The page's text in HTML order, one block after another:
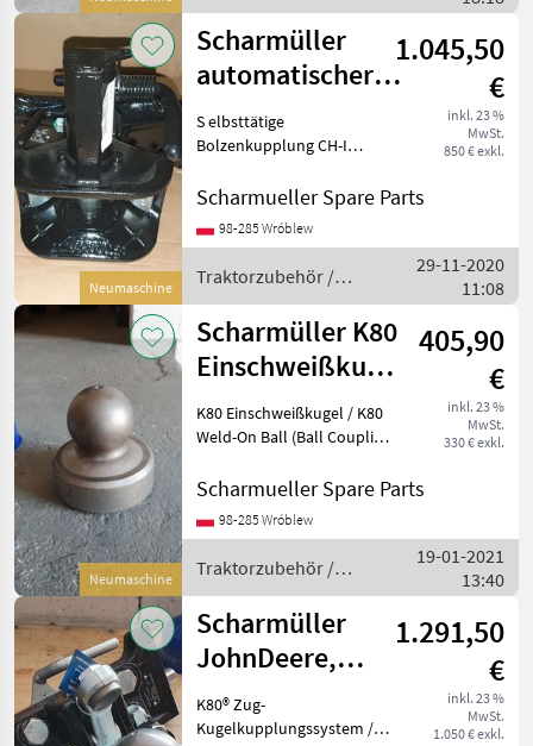
Scharmüller
Neumaschine
Scharmüller
automatischer
Zugmaul
Gabelkopf Typ
1.045,50
€
inkl. 23 %
MwSt.
850 € exkl.
S elbsttätige
Bolzenkupplung CH-I
Type CH-I (38mm Bolt)
05.3253.321-A02 Dimension
andere Dimensione
Scharmueller Spare Parts
98-285 Wróblew
Traktorzubehör /
Scharmüller
29-11-2020
11:08
Neumaschine
Scharmüller K80
Einschweißkugel
/ K80 Weld-On
Ball
405,90
€
inkl. 23 %
MwSt.
330 € exkl.
K80 Einschweißkugel / K80
Weld-On Ball (Ball Coupling
(also available with a
holder Art.Nr. 02.481.351) ---
---//// Schreib uns
Scharmueller Spare Parts
98-285 Wróblew
Traktorzubehör /
Scharmüller
19-01-2021
13:40
Scharmüller
JohnDeere,
Valtra, Kubota,
Fendt, MF, JCB
1.291,50
€
inkl. 23 %
MwSt.
1.050 € exkl.
K80® Zug-
Kugelkupplungssystem /